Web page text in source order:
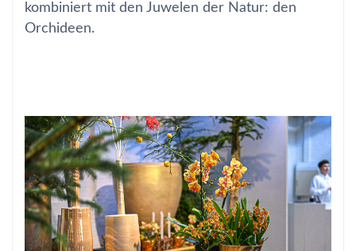
kombiniert mit den Juwelen der Natur: den
Orchideen.